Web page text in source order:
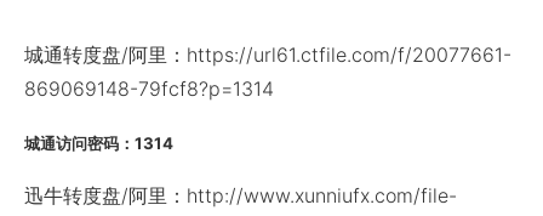
城通转度盘/阿里：https://url61.ctfile.com/f/20077661-
869069148-79fcf8?p=1314
城通访问密码：1314
迅牛转度盘/阿里：http://www.xunniufx.com/file-